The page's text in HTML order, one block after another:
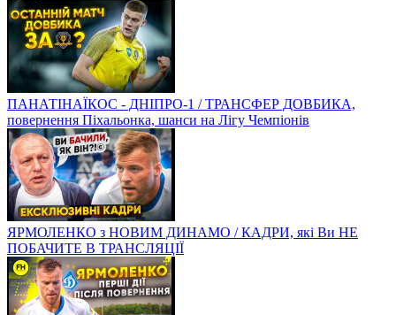
ПАНАТІНАЇКОС - ДНІПРО-1 / ТРАНСФЕР ДОВБИКА,
повернення Піхальонка, шанси на Лігу Чемпіонів
ЯРМОЛЕНКО з НОВИМ ДИНАМО / КАДРИ, які Ви НЕ
ПОБАЧИТЕ В ТРАНСЛЯЦІЇ